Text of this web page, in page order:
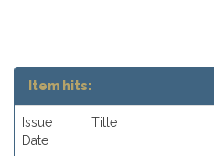
Item hits:
Issue
Date
Title